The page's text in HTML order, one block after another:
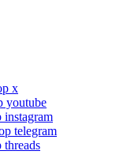
x
youtube
instagram
telegram
threads